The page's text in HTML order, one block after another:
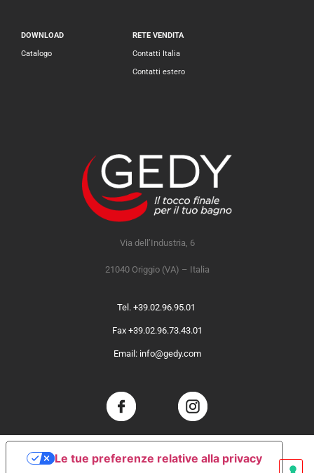
DOWNLOAD
Catalogo
RETE VENDITA
Contatti Italia
Contatti estero
Via dell’Industria, 6
21040 Origgio (VA) – Italia
Tel. +39.02.96.95.01
Fax +39.02.96.73.43.01
Email: info@gedy.com
Le tue preferenze relative alla privacy